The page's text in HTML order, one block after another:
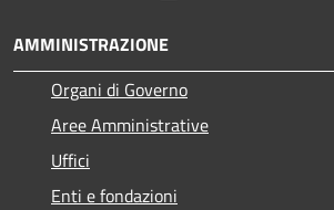
AMMINISTRAZIONE
Organi di Governo
Aree Amministrative
Uffici
Enti e fondazioni